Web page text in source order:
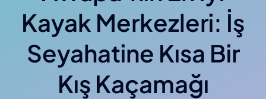
Kayak Merkezleri: İş
Seyahatine Kısa Bir
Kış Kaçamağı